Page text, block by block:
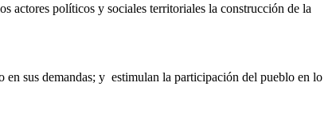
actores políticos y sociales territoriales la construcción de la
en sus demandas; y estimulan la participación del pueblo en lo